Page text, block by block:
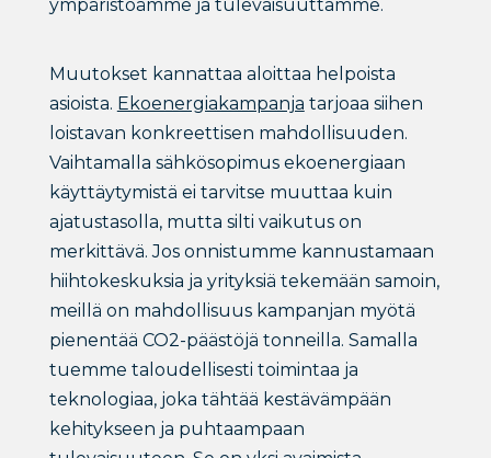
ympäristöämme ja tulevaisuuttamme.
Muutokset kannattaa aloittaa helpoista
asioista. Ekoenergiakampanja tarjoaa siihen
loistavan konkreettisen mahdollisuuden.
Vaihtamalla sähkösopimus ekoenergiaan
käyttäytymistä ei tarvitse muuttaa kuin
ajatustasolla, mutta silti vaikutus on
merkittävä. Jos onnistumme kannustamaan
hiihtokeskuksia ja yrityksiä tekemään samoin,
meillä on mahdollisuus kampanjan myötä
pienentää CO2-päästöjä tonneilla. Samalla
tuemme taloudellisesti toimintaa ja
teknologiaa, joka tähtää kestävämpään
kehitykseen ja puhtaampaan